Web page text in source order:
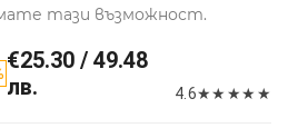
тази възможност.
€25.30 / 49.48
лв.
4.6★★ ★★ ★